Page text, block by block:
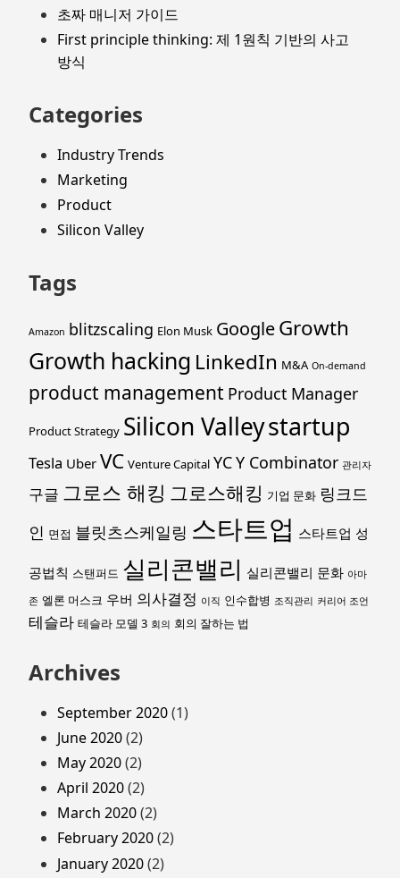
초짜 매니저 가이드
First principle thinking: 제 1원칙 기반의 사고
방식
Categories
Industry Trends
Marketing
Product
Silicon Valley
Tags
Amazon blitzscaling Elon Musk GoogleGrowth
Growth hacking LinkedIn M&A On-demand
product management Product Manager
Product Strategy Silicon Valleystartup
Tesla Uber VC Venture Capital YCY Combinator 관리자
구글 그로스 해킹 그로스해킹 기업 문화 링크드
인 면접 블릿츠스케일링 스타트업 스타트업 성
공법칙 스탠퍼드 실리콘밸리 실리콘밸리 문화 아마
존 엘론 머스크 우버 의사결정 이직 인수합병 조직관리 커리어 조언
테슬라 테슬라 모델 3 회의 회의 잘하는 법
Archives
September 2020(1)
June 2020(2)
May 2020(2)
April 2020(2)
March 2020(2)
February 2020(2)
January 2020(2)